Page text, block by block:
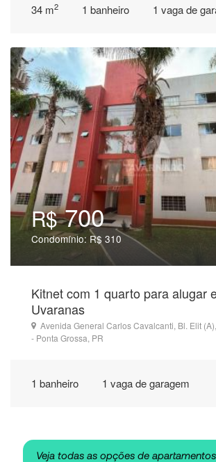
34 m2 1 banheiro 1 vaga de
R$700
Condomínio: R$ 310
Kitnet com 1 quarto para alugar
Uvaranas
Avenida General Carlos Cavalcanti, Bl. Elit
- Ponta Grossa, PR
1 banheiro 1 vaga de garagem
Veja todas as opções de